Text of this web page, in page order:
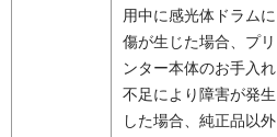
用中に感光体ドラムに
傷が生じた場合、プリ
ンター本体のお手入れ
不足により障害が発生
した場合、純正品以外